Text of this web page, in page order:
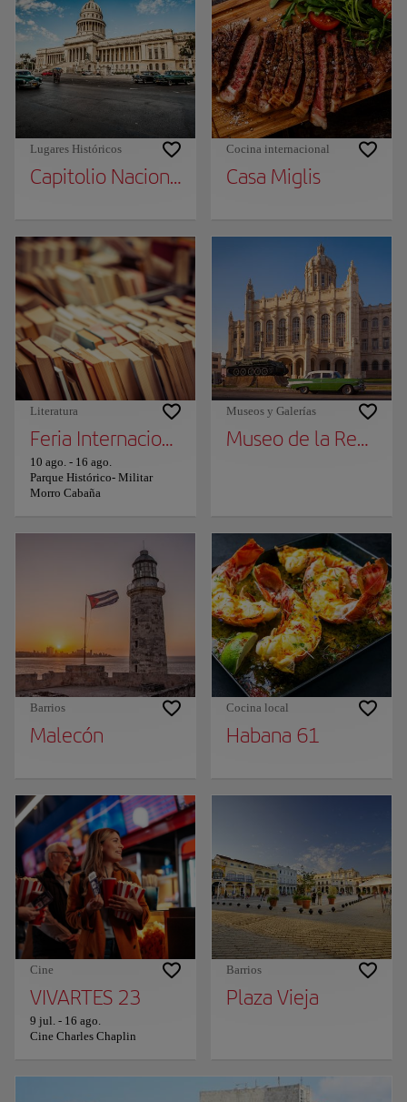
Lugares Históricos
Capitolio Nacional
Cocina internacional
Casa Miglis
Literatura
Feria Internacional del Libro de La Habana
10 ago. - 16 ago.
Parque Histórico- Militar
Morro Cabaña
Museos y Galerías
Museo de la
Barrios
Malecón
Cocina local
Habana 61
Cine
VIVARTES 23
9 jul. - 16 ago.
Cine Charles Chaplin
Barrios
Plaza Vieja